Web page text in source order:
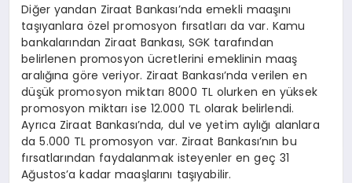
Diğer yandan Ziraat Bankası’nda emekli maaşını
taşıyanlara özel promosyon fırsatları da var. Kamu
bankalarından Ziraat Bankası, SGK tarafından
belirlenen promosyon ücretlerini emeklinin maaş
aralığına göre veriyor. Ziraat Bankası’nda verilen en
düşük promosyon miktarı 8000 TL olurken en yüksek
promosyon miktarı ise 12.000 TL olarak belirlendi.
Ayrıca Ziraat Bankası’nda, dul ve yetim aylığı alanlara
da 5.000 TL promosyon var. Ziraat Bankası’nın bu
fırsatlarından faydalanmak isteyenler en geç 31
Ağustos’a kadar maaşlarını taşıyabilir.